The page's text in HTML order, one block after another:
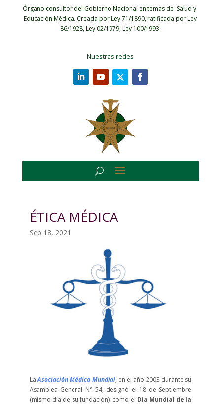
Órgano consultor del Gobierno Nacional en temas de Salud y
Educación Médica. Creada por Ley 71/1890, ratificada por Ley
86/1928, Ley 02/1979, Ley 100/1993.
Nuestras redes
ÉTICA MÉDICA
Sep 18, 2021
LaAsociación Médica Mundial, en el año 2003 durante su
Asamblea General N° 54, designó el 18 de Septiembre
(mismo día de su fundación), como el Día Mundial de la